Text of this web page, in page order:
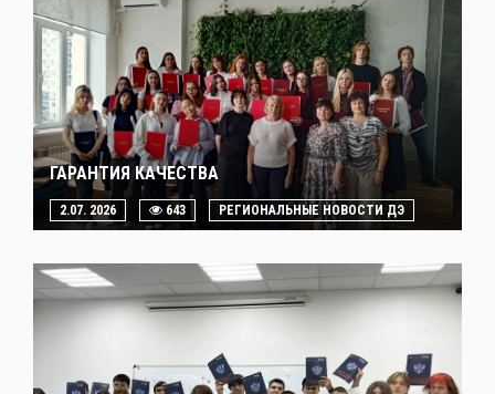
ГАРАНТИЯ КАЧЕСТВА
2.07. 2026 643 РЕГИОНАЛЬНЫЕ НОВОСТИ ДЭ